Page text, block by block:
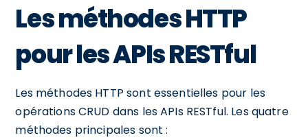
Les méthodes HTTP
pour les APIs RESTful
Les méthodes HTTP sont essentielles pour les
opérations CRUD dans les APIs RESTful. Les quatre
méthodes principales sont :